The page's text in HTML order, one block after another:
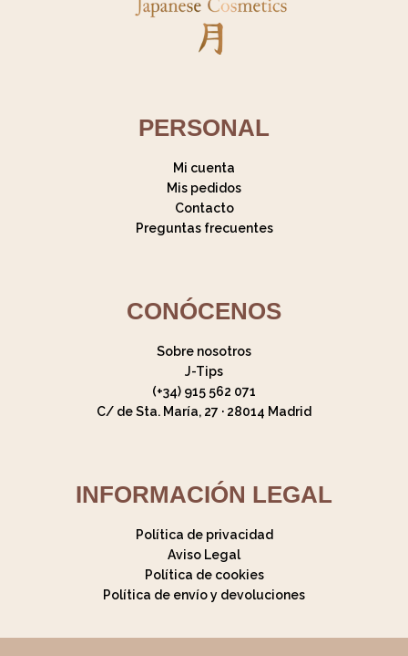
PERSONAL
Mi cuenta
Mis pedidos
Contacto
Preguntas frecuentes
CONÓCENOS
Sobre nosotros
J-Tips
(+34) 915 562 071
C/ de Sta. María, 27 · 28014 Madrid
INFORMACIÓN LEGAL
Política de privacidad
Aviso Legal
Política de cookies
Política de envío y devoluciones